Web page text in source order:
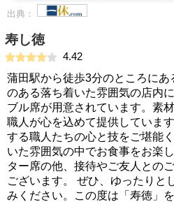
出典：
寿し徳
4.42
蒲田駅から徒歩3分のところに
のある落ち着いた雰囲気の店内
ブル席が用意されています。素
職人が心を込めて提供していま
する職人たちの心と技をご堪能
いた雰囲気の中でお食事をお楽
ター席の他、接待やご友人との
ございます。 ぜひ、ゆったりと
みください。この度は「寿徳」